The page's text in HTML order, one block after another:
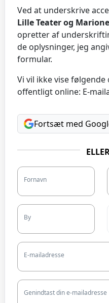
Ved at underskrive
Lille Teater og
opretter af
de oplysninger, jeg
formular.
Vi vil ikke vise
offentligt online: E-
Fortsæt med
Fornavn
By
E-mailadresse
Genindtast din e-mailadresse